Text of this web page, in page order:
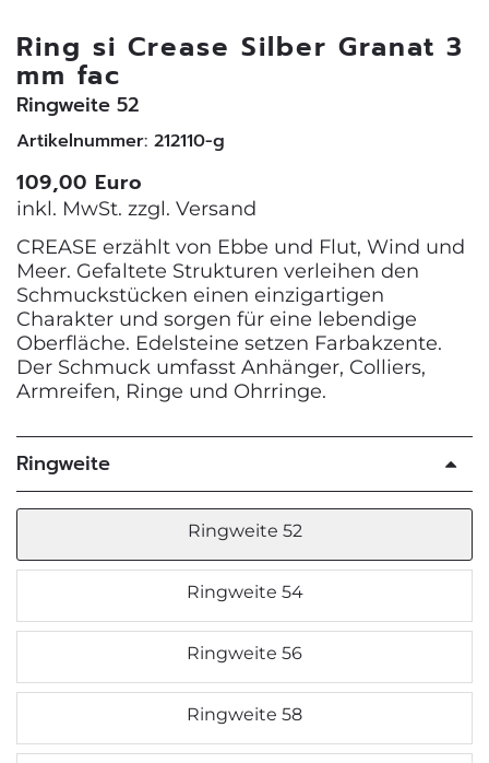
Ring si Crease Silber Granat 3
mm fac
Ringweite 52
Artikelnummer: 212110-g
109,00 Euro
inkl. MwSt. zzgl. Versand
CREASE erzählt von Ebbe und Flut, Wind und
Meer. Gefaltete Strukturen verleihen den
Schmuckstücken einen einzigartigen
Charakter und sorgen für eine lebendige
Oberfläche. Edelsteine setzen Farbakzente.
Der Schmuck umfasst Anhänger, Colliers,
Armreifen, Ringe und Ohrringe.
Ringweite
Ringweite 52
Ringweite 54
Ringweite 56
Ringweite 58